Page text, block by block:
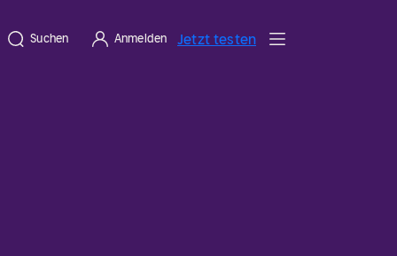
Suchen Anmelden Jetzt testen